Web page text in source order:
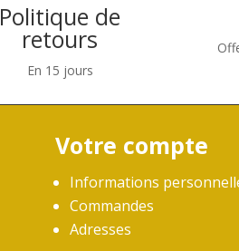
Politique de
retours
En 15 jours
Votre compte
Informations
Commandes
Adresses